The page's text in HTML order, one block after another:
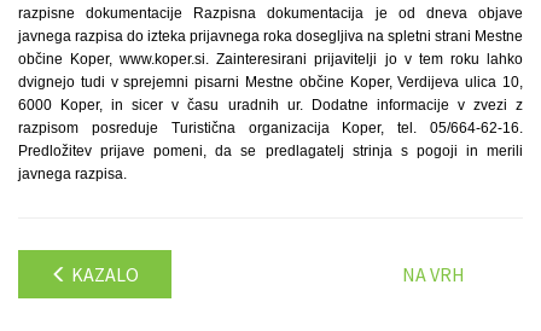
razpisne dokumentacije Razpisna dokumentacija je od dneva objave
javnega razpisa do izteka prijavnega roka dosegljiva na spletni strani Mestne
občine Koper, www.koper.si. Zainteresirani prijavitelji jo v tem roku lahko
dvignejo tudi v sprejemni pisarni Mestne občine Koper, Verdijeva ulica 10,
6000 Koper, in sicer v času uradnih ur. Dodatne informacije v zvezi z
razpisom posreduje Turistična organizacija Koper, tel. 05/664-62-16.
Predložitev prijave pomeni, da se predlagatelj strinja s pogoji in merili
javnega razpisa.
KAZALO NA VRH